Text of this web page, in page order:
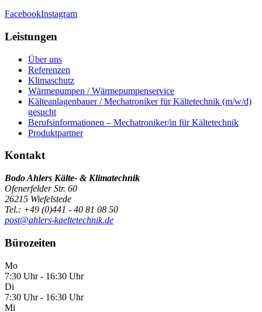
FacebookInstagram
Leistungen
Über uns
Referenzen
Klimaschutz
Wärmepumpen / Wärmepumpenservice
Kälteanlagenbauer / Mechatroniker für Kältetechnik (m/w/d)
gesucht
Berufsinformationen – Mechatroniker/in für Kältetechnik
Produktpartner
Kontakt
Bodo Ahlers Kälte- & Klimatechnik
Ofenerfelder Str. 60
26215 Wiefelstede
Tel.: +49 (0)441 - 40 81 08 50
post@ahlers-kaeltetechnik.de
Bürozeiten
Mo
7:30 Uhr - 16:30 Uhr
Di
7:30 Uhr - 16:30 Uhr
Mi